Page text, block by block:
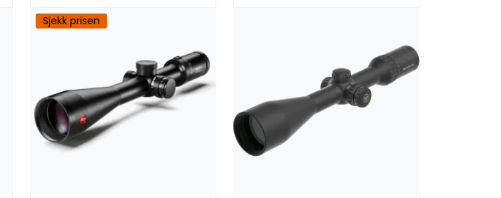
Sjekk prisen